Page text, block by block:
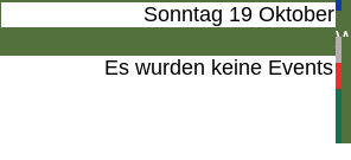
Sonntag 19 Oktober
Es wurden keine Events